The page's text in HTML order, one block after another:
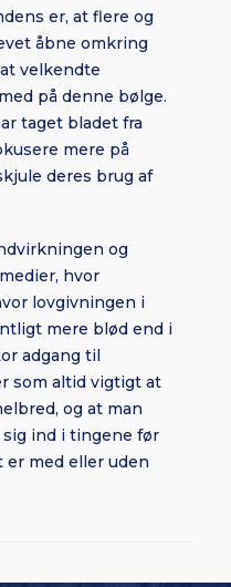
er, at flere og
åbne omkring
velkendte
på denne bølge.
taget bladet fra
mere på
deres brug af
og
hvor
lovgivningen i
mere blød end i
adgang til
som altid vigtigt at
og at man
ind i tingene før
med eller uden